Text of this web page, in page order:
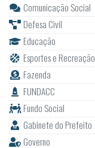
Comunicação Social
Defesa Civil
Educação
Esportes e Recreação
Fazenda
FUNDACC
Fundo Social
Gabinete do Prefeito
Governo